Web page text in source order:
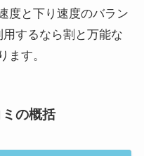
度と下り速度のバラン
するなら割と万能な
ます。
の概括